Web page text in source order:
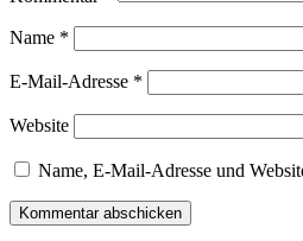
Name *
E-Mail-Adresse *
Website
Name, E-Mail-Adresse und